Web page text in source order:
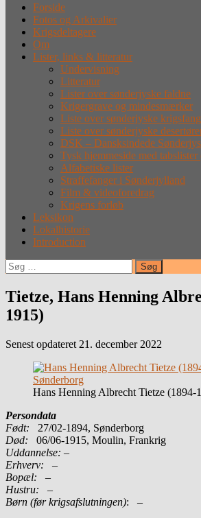
Forside
Fotos og Arkivalier
Krigsdeltagere
Om
Lister, links & litteratur
Undervisning
Litteratur
Lister over sønderjyske faldne
Krigergrave og mindesmærker
Liste over sønderjyske
Liste over sønderjyske
DSK – Dansksindede
Tysk hjemmeside med
Alfabetiske lister
Straffefanger i Sønderjylland
Film & videoforedrag
Krigens forløb
Leksikon
Lokalhistorie
Introduction
Søg
efter:
Tietze, Hans Henning
1915)
Senest opdateret 21. december 2022
Hans Henning Albrecht Tietze (1894-
Persondata
Født: 27/02-1894, Sønderborg
Død: 06/06-1915, Moulin, Frankrig
Uddannelse: –
Erhverv: –
Bopæl: –
Hustru: –
Børn (før krigsafslutningen): –